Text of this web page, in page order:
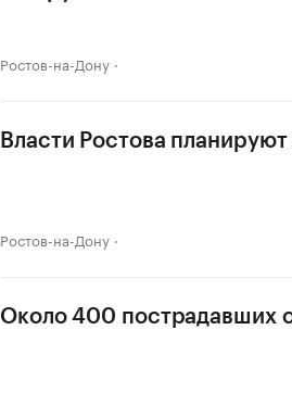
Ростов-на-Дону
Власти Ростова
Ростов-на-Дону
Около 400 пострадавших